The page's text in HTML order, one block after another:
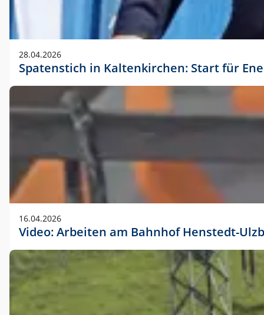
28.04.2026
Spatenstich in Kaltenkirchen: Start für
16.04.2026
Video: Arbeiten am Bahnhof Henstedt-